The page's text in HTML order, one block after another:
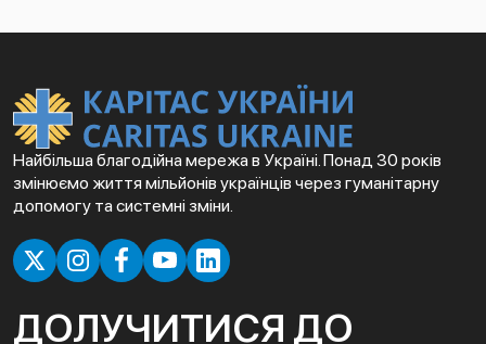
Найбільша благодійна мережа в Україні. Понад 30 років
змінюємо життя мільйонів українців через гуманітарну
допомогу та системні зміни.
ДОЛУЧИТИСЯ ДО